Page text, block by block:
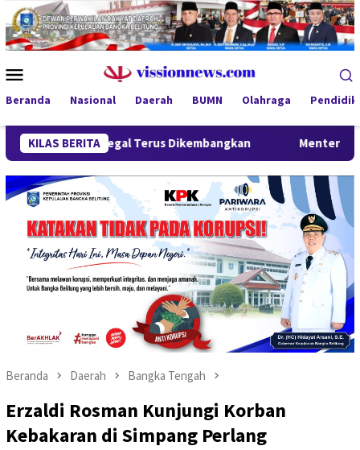
Loncat
ke
konten
Mobile
Beranda Nasional Daerah BUMN Olahraga
KILAS BERITA
Ilegal Terus Dikembangkan Menteri Wihaji Kunjungi
Beranda Daerah Bangka Tengah
Erzaldi Rosman Kunjungi Korban
Kebakaran di Simpang Perlang